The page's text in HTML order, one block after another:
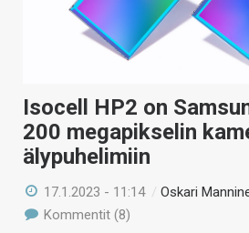
Isocell HP2 on
200 megapikselin
älypuhelimiin
17.1.2023 - 11:14 /Oskari
Kommentit (8)